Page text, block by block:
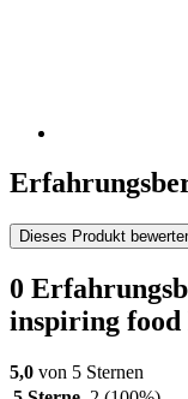
Dieses Produkt
0
inspiring food
5,0 von 5 Sternen